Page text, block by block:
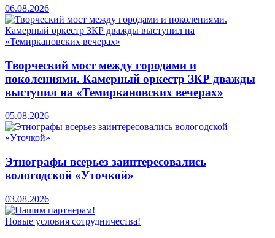
06.08.2026
Творческий мост между городами и
поколениями. Камерный оркестр ЗКР дважды
выступил на «Темиркановских вечерах»
05.08.2026
Этнографы всерьез заинтересовались
вологодской «Уточкой»
03.08.2026
Новые условия сотрудничества!